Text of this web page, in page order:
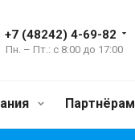
+7 (48242) 4-69-82
Пн. – Пт.: с 8:00 до 17:00
Партнёрам